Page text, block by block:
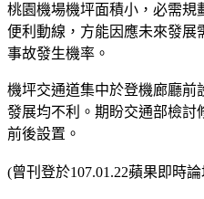
桃園機場機坪面積小，必需規
便利動線，方能因應未來發展
事故發生機率。
機坪交通道集中於登機廊廳前
發展均不利。期盼交通部檢討
前後設置。
(曾刊登於107.01.22蘋果即時